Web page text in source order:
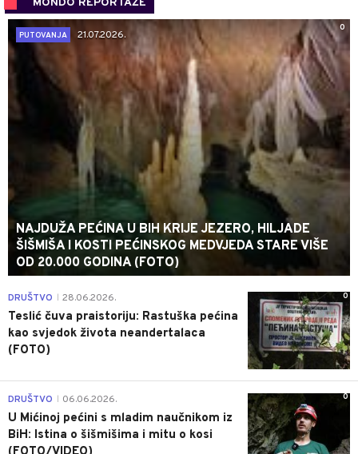
MONDO REPORTAŽE
0
PUTOVANJA
21.07.2026.
NAJDUŽA PEĆINA U BIH KRIJE JEZERO, HILJADE
ŠIŠMIŠA I KOSTI PEĆINSKOG MEDVJEDA STARE VIŠE
OD 20.000 GODINA (FOTO)
0
DRUŠTVO 28.06.2026.
Teslić čuva praistoriju: Rastuška pećina
kao svjedok života neandertalaca
(FOTO)
0
DRUŠTVO 06.06.2026.
U Mićinoj pećini s mladim naučnikom iz
BiH: Istina o šišmišima i mitu o kosi